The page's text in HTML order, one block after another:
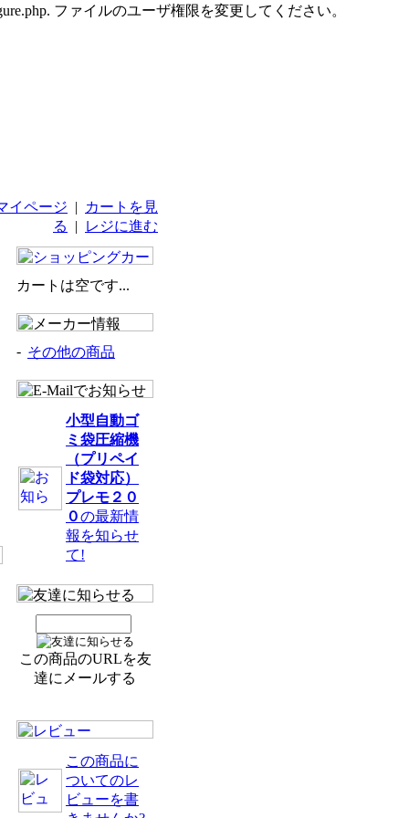
ファイルのユーザ権限を変更してください。
イページ |
カートを見
る
| レジに進む
カートは空です...
- その他の商品
小型自動ゴ
ミ袋圧縮機
（プリペイ
ド袋対応）
プレモ２０
０の最新情
報を知らせ
て!
この商品のURLを友
達にメールする
この商品に
ついてのレ
ビューを書